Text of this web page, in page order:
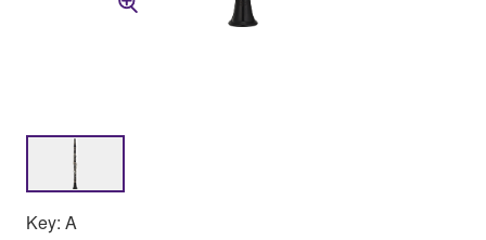
Key: A